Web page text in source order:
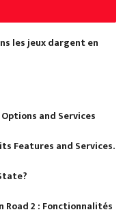
les jeux dargent en
and Services
Features and Services.
Road 2 : Fonctionnalités